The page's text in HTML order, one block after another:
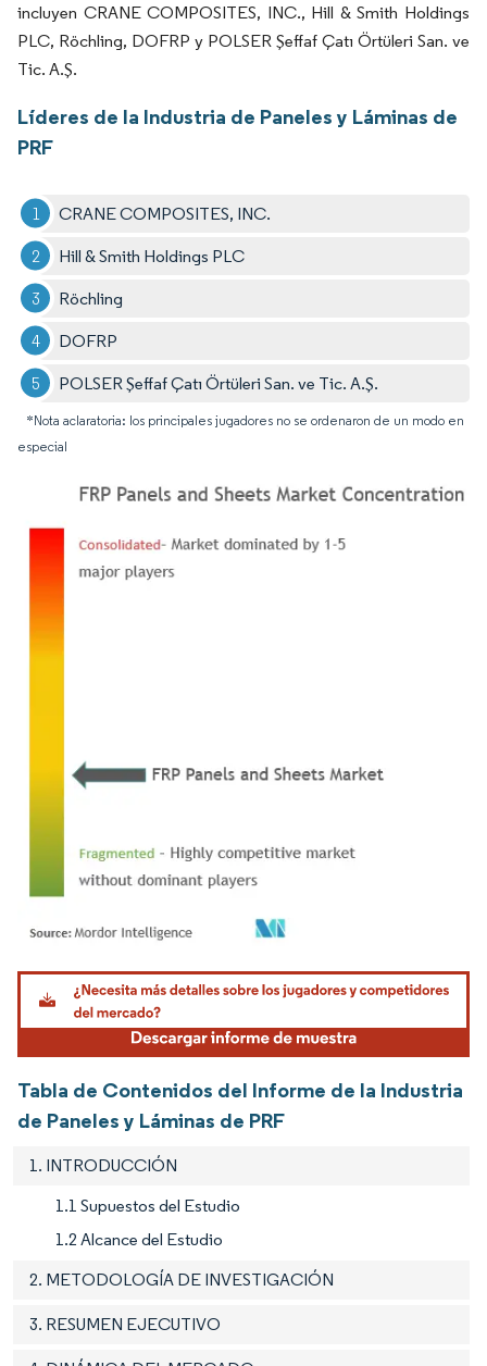
incluyen CRANE COMPOSITES, INC., Hill & Smith Holdings
PLC, Röchling, DOFRP y POLSER Şeffaf Çatı Örtüleri San. ve
Tic. A.Ş.
Líderes de la Industria de Paneles y Láminas de
PRF
CRANE COMPOSITES, INC.
Hill & Smith Holdings PLC
Röchling
DOFRP
POLSER Şeffaf Çatı Örtüleri San. ve Tic. A.Ş.
*Nota aclaratoria: los principales jugadores no se ordenaron de un modo en
especial
Imagen © Mordor Intelligence. El uso requiere atribución según CC BY 4.0.
Tabla de Contenidos del Informe de la Industria
de Paneles y Láminas de PRF
1. INTRODUCCIÓN
1.1 Supuestos del Estudio
1.2 Alcance del Estudio
2. METODOLOGÍA DE INVESTIGACIÓN
3. RESUMEN EJECUTIVO